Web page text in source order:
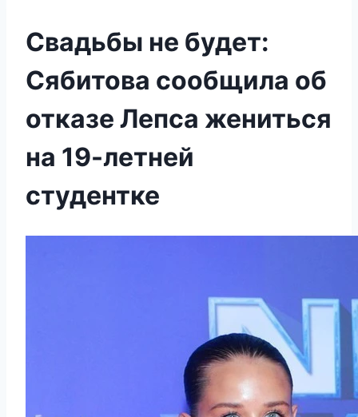
Свадьбы не будет:
Сябитова сообщила об
отказе Лепса жениться
на 19-летней
студентке